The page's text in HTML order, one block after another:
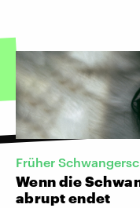
Früher
Wenn die
abrupt endet